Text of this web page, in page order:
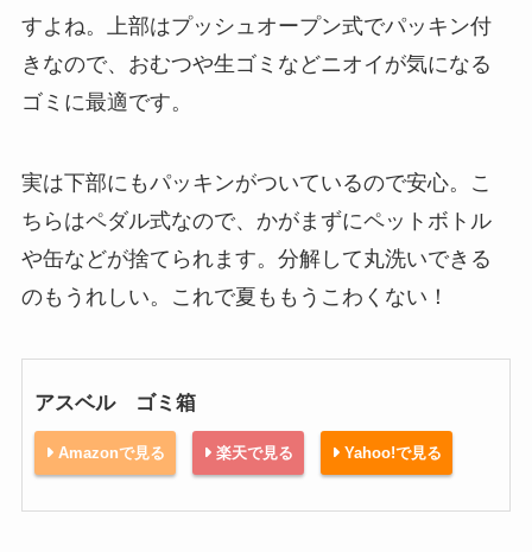
すよね。上部はプッシュオープン式でパッキン付
きなので、おむつや生ゴミなどニオイが気になる
ゴミに最適です。
実は下部にもパッキンがついているので安心。こ
ちらはペダル式なので、かがまずにペットボトル
や缶などが捨てられます。分解して丸洗いできる
のもうれしい。これで夏ももうこわくない！
アスベル ゴミ箱
Amazonで見る 楽天で見る Yahoo!で見る